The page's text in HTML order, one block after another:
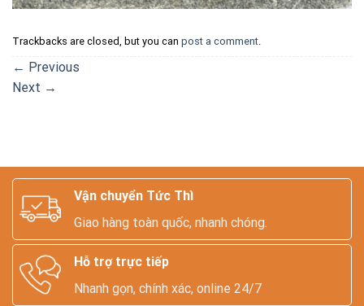
Trackbacks are closed, but you can post a comment.
← Previous
Next →
Vận chuyển Tức Thì
Giao hàng toàn quốc, nhanh chóng.
Hỗ trợ trực tiếp
Nhanh gọn, chính xác, online 24/7